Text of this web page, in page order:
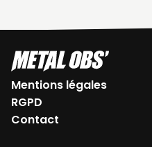
Mentions légales
RGPD
Contact